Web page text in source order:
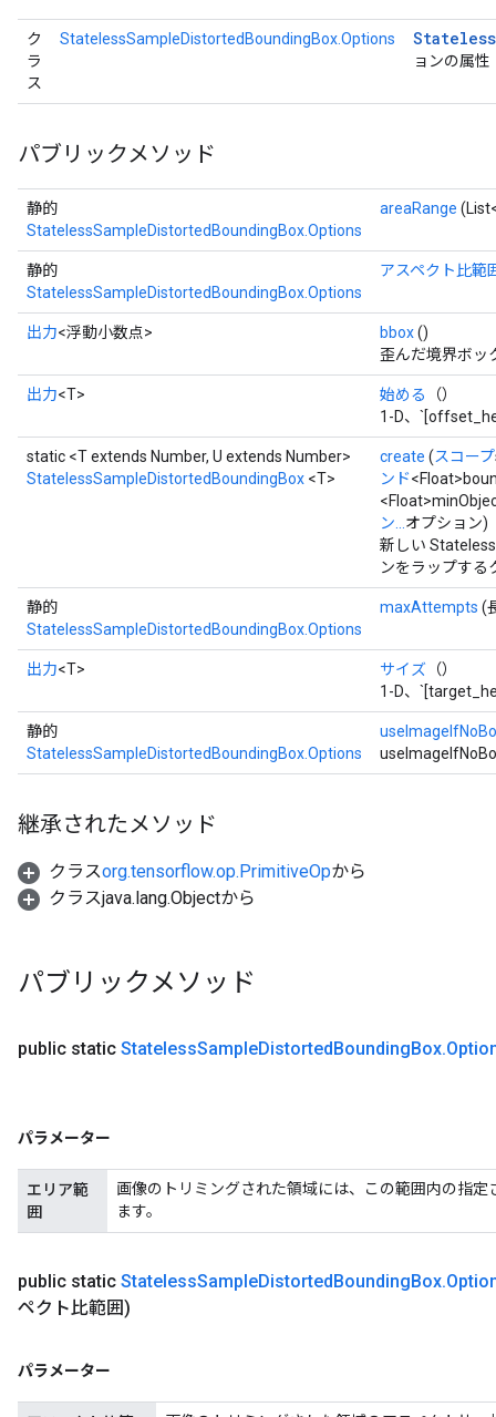
ク
ラ
ス
StatelessSampleDistortedBoundingBox.Options Stateless
ョンの属性
パブリックメソッド
静的
StatelessSampleDistortedBoundingBox.Options
areaRange
静的
StatelessSampleDistortedBoundingBox.Options
アスペクト比範
出力<浮動小数点> bbox()
歪んだ境界ボッ
出力<T> 始める
（）
1-D、
static <T extends Number, U extends Number>
StatelessSampleDistortedBoundingBox <T>
create (スコープ
ンド
ン... オプション)
新しい
ンをラップする
静的
StatelessSampleDistortedBoundingBox.Options
maxAttempts (
出力<T> サイズ （）
1-D、
静的
StatelessSampleDistortedBoundingBox.Options
継承されたメソッド
クラスorg.tensorflow.op.PrimitiveOpから
クラスjava.lang.Objectから
パブリックメソッド
public static StatelessSampleDistortedBoundingBox.
パラメーター
エリア範
囲
画像のトリミングされた領域には、この範囲内の指
ます。
public static StatelessSampleDistortedBoundingBox.
ペクト比範囲)
パラメーター